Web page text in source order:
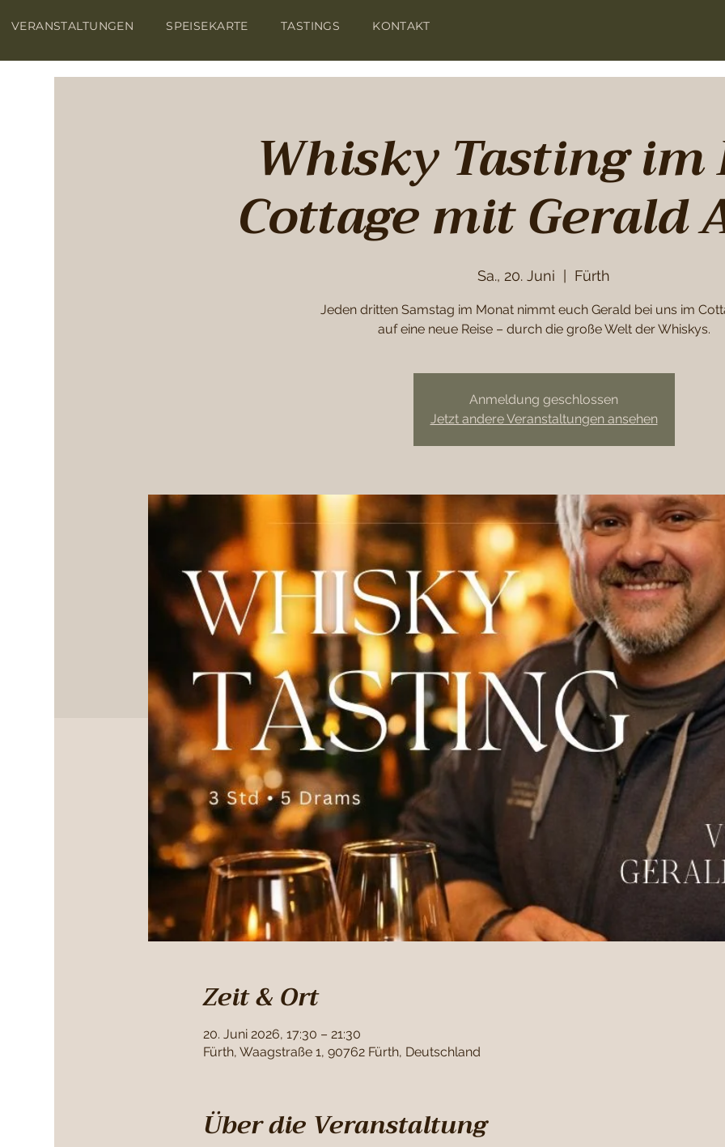
VERANSTALTUNGEN SPEISEKARTE TASTINGS KONTAKT
Whisky Tasting
Cottage mit Gerald
Sa., 20. Juni
  |
Fürth
Jeden dritten Samstag im Monat nimmt euch Gerald bei uns im
auf eine neue Reise – durch die große Welt der Whiskys.
Anmeldung geschlossen
Jetzt andere Veranstaltungen ansehen
Zeit & Ort
20. Juni 2026, 17:30 – 21:30
Fürth, Waagstraße 1, 90762 Fürth, Deutschland
Über die Veranstaltung